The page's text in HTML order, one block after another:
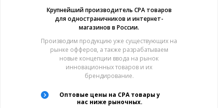
Крупнейший производитель CPA товаров
для одностраничников и интернет-
магазинов в России.
Производим продукцию уже существующих на
рынке офферов, а также разрабатываем
новые концепции ввода на рынок
инновационных товаров и их
брендирование.
Оптовые цены на CPA товары у
нас ниже рыночных.